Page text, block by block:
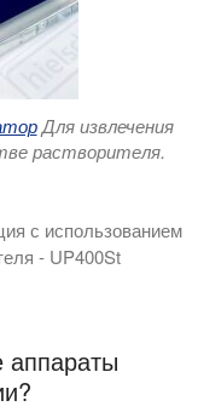
Для извлечения
растворителя.
с использованием
- UP400St
аппараты